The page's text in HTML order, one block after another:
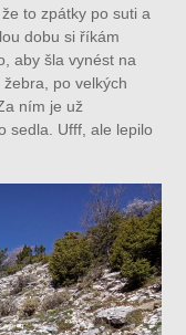
to zpátky po suti a
dobu si říkám
aby šla vynést na
po velkých
ním je už
sedla. Ufff, ale lepilo